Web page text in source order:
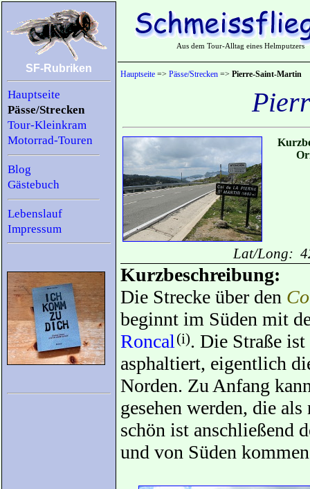
SF-Rubriken
Hauptseite
Pässe/Strecken
Tour-Kleinkram
Motorrad-Touren
Blog
Gästebuch
Lebenslauf
Impressum
Aus dem Tour-Alltag eines Helmputzers
Hauptseite => Pässe/Strecken => Pierre-Saint-Martin
Lat/Long:
Kurzbeschreibung:
Die Strecke über den
beginnt im Süden mit
Roncal (i). Die Straße
asphaltiert, eigentlich
Norden. Zu Anfang
gesehen werden, die
schön ist anschließend
und von Süden